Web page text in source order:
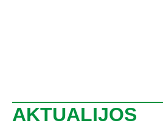
AKTUALIJOS